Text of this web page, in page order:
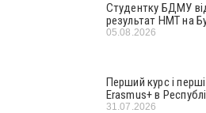
Студентку БДМУ
результат НМТ на
05.08.2026
Перший курс і
Erasmus+ в
31.07.2026